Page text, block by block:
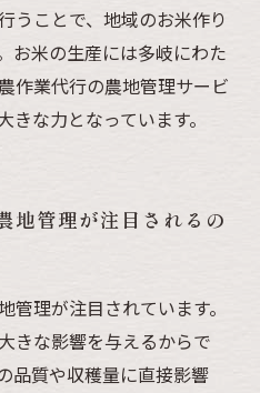
うことで、地域のお米作り
お米の生産には多岐にわた
作業代行の農地管理サービ
な力となっています。
地管理が注目されるの
理が注目されています。
きな影響を与えるからで
品質や収穫量に直接影響